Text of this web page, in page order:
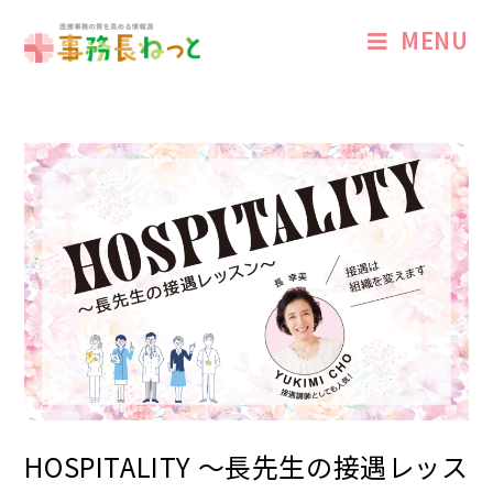
MENU
HOSPITALITY 〜長先生の接遇レッス